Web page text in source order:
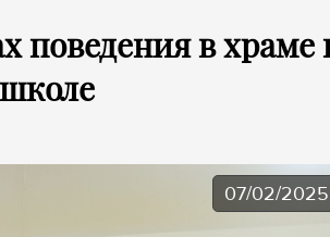
поведения в храме
07/02/2025